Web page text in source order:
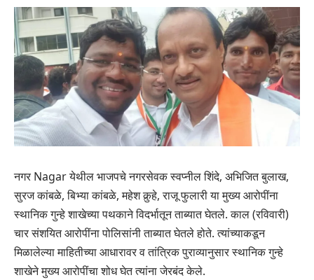
नगर Nagar येथील भाजपचे नगरसेवक स्वप्नील शिंदे, अभिजित बुलाख,
सुरज कांबळे, बिभ्या कांबळे, महेश कुर्‍हे, राजू फुलारी या मुख्य आरोपींना
स्थानिक गुन्हे शाखेच्या पथकाने विदर्भातून ताब्यात घेतले. काल (रविवारी)
चार संशयित आरोपींना पोलिसांनी ताब्यात घेतले होते. त्यांच्याकडून
मिळालेल्या माहितीच्या आधारावर व तांत्रिक पुराव्यानुसार स्थानिक गुन्हे
शाखेने मुख्य आरोपींचा शोध घेत त्यांना जेरबंद केले.